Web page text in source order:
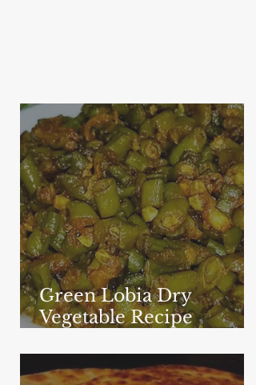
Green Lobia Dry
Vegetable Recipe
Delicious and easy